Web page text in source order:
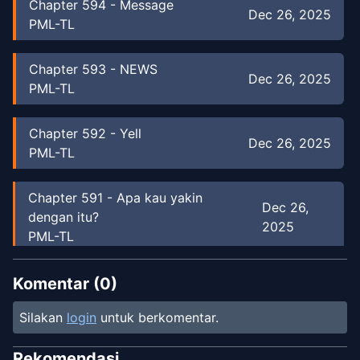
Chapter 594 - Message
PML-TL
Dec 26, 2025
Chapter 593 - NEWS
PML-TL
Dec 26, 2025
Chapter 592 - Yell
PML-TL
Dec 26, 2025
Chapter 591 -Apa kau yakin
dengan itu?
PML-TL
Dec 26,
2025
Chapter590-
PML-TL
Chapter589-Kehendak Angin
Komentar (0)
Silakan login untuk berkomentar.